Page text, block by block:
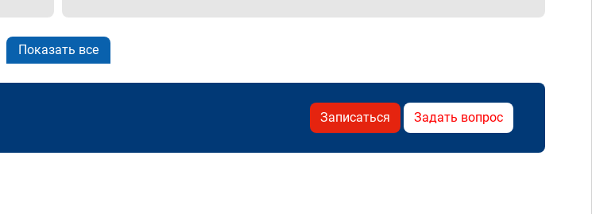
Показать все
Записаться Задать вопрос